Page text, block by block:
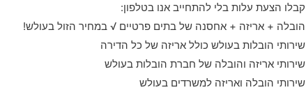
קבלו הצעת עלות בלי להתחייב אנו בטלפון:
הובלה + אריזה + אחסנה של בתים פרטיים √ במחיר הזול בעולש!
שירותי הובלות בעולש כולל אריזה של כל הדירה
שירותי אריזה והובלה של חברת הובלות בעולש
שירותי הובלה ואריזה למשרדים בעולש